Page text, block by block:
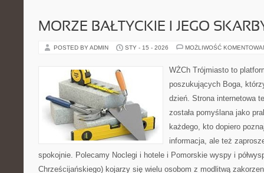
MORZE BAŁTYCKIE I JEGO
POSTED BY ADMIN STY - 15 - 2026 MOŻLIWOŚĆ
WŻCh Trójmiasto to
poszukujących Boga,
dzień. Strona internetowa
została pomyślana jako
każdego, kto dopiero
informacja, ale też
spokojnie. Polecamy Noclegi i hotele i Pomorskie wyspy i
Chrześcijańskiego) kojarzy się wielu osobom z modlitwą